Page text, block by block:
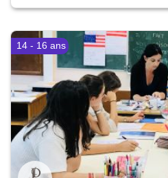
14 - 16 ans